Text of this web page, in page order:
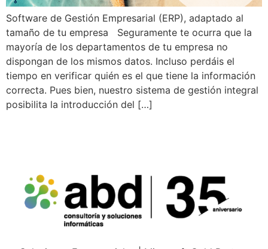
Software de Gestión Empresarial (ERP), adaptado al
tamaño de tu empresa Seguramente te ocurra que la
mayoría de los departamentos de tu empresa no
dispongan de los mismos datos. Incluso perdáis el
tiempo en verificar quién es el que tiene la información
correcta. Pues bien, nuestro sistema de gestión integral
posibilita la introducción del […]